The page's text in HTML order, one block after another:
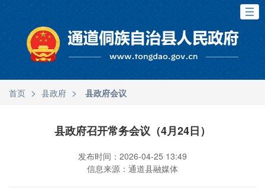
首页 > 县政府 > 县政府会议
县政府召开常务会议（4月24日）
发布时间：2026-04-25 13:49
信息来源：通道县融媒体